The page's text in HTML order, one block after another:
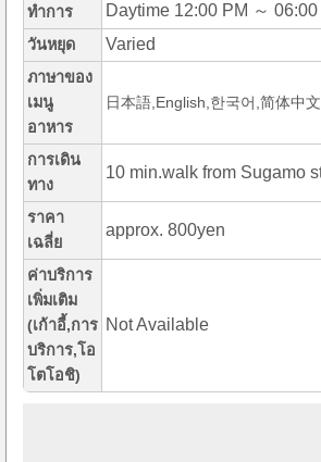
ทำการ
Daytime 12:00 PM ～ 06:00
วันหยุด Varied
ภาษาของ
เมนู
อาหาร
日本語,English,한국어,简体中
การเดิน
ทาง
10 min.walk from Sugamo
ราคา
เฉลี่ย
approx. 800yen
ค่าบริการ
เพิ่มเติม
(เก้าอี้,การ
บริการ,โอ
โตโอชิ)
Not Available